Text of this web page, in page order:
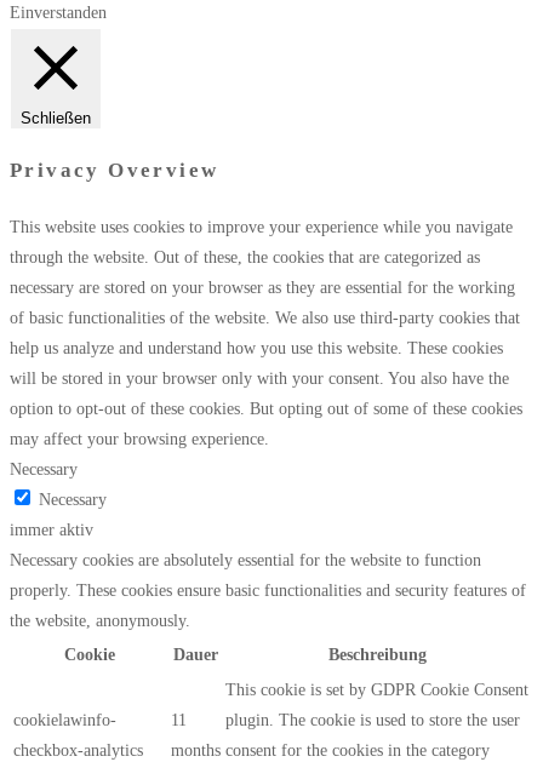
Einverstanden
Schließen
Privacy Overview
This website uses cookies to improve your experience while you navigate
through the website. Out of these, the cookies that are categorized as
necessary are stored on your browser as they are essential for the working
of basic functionalities of the website. We also use third-party cookies that
help us analyze and understand how you use this website. These cookies
will be stored in your browser only with your consent. You also have the
option to opt-out of these cookies. But opting out of some of these cookies
may affect your browsing experience.
Necessary
Necessary
immer aktiv
Necessary cookies are absolutely essential for the website to function
properly. These cookies ensure basic functionalities and security features of
the website, anonymously.
Cookie
Dauer Beschreibung
cookielawinfo-
checkbox-analytics
11
months
This cookie is set by GDPR Cookie Consent
plugin. The cookie is used to store the user
consent for the cookies in the category